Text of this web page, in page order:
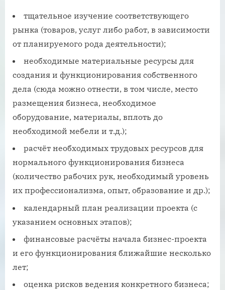
тщательное изучение соответствующего
рынка (товаров, услуг либо работ, в зависимости
от планируемого рода деятельности);
необходимые материальные ресурсы для
создания и функционирования собственного
дела (сюда можно отнести, в том числе, место
размещения бизнеса, необходимое
оборудование, материалы, вплоть до
необходимой мебели и т.д.);
расчёт необходимых трудовых ресурсов для
нормального функционирования бизнеса
(количество рабочих рук, необходимый уровень
их профессионализма, опыт, образование и др.);
календарный план реализации проекта (с
указанием основных этапов);
финансовые расчёты начала бизнес-проекта
и его функционирования ближайшие несколько
лет;
оценка рисков ведения конкретного бизнеса;